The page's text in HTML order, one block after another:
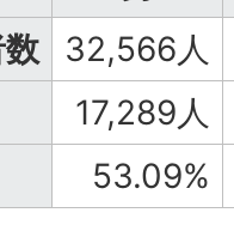
32,566人
17,289人
53.09%